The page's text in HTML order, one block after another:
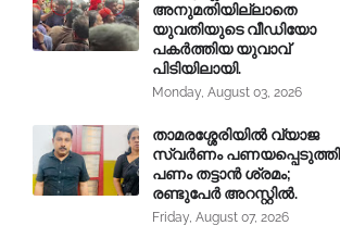
അനുമതിയില്ലാതെ
യുവതിയുടെ വീഡിയോ
പകർത്തിയ യുവാവ്
പിടിയിലായി.
Monday, August 03, 2026
താമരശ്ശേരിയിൽ വ്യാജ
സ്വർണം പണയപ്പെടുത്തി
പണം തട്ടാൻ ശ്രമം;
രണ്ടുപേർ അറസ്റ്റിൽ.
Friday, August 07, 2026